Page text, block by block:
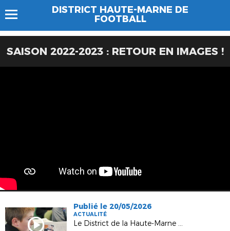
DISTRICT HAUTE-MARNE DE
FOOTBALL
SAISON 2022-2023 : RETOUR EN IMAGES !
Publié le 20/05/2026
ACTUALITÉ
Le District de la Haute‑Marne déploie une Tournée France Victimes sur le département !